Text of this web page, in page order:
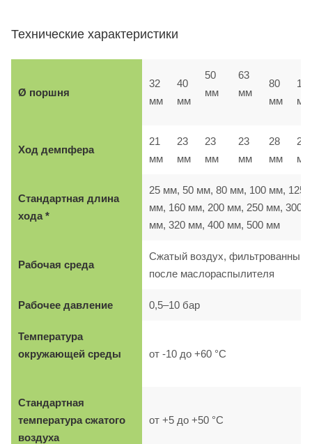
Технические характеристики
Ø поршня
32
мм
40
мм
50
мм
63
мм
80
мм
мм
Ход демпфера
21
мм
23
мм
23
мм
23
мм
28
мм
28
Стандартная длина
хода *
25 мм, 50 мм, 80 мм, 100 мм, 125
мм, 160 мм, 200 мм, 250 мм, 300
мм, 320 мм, 400 мм, 500 мм
Рабочая среда
Сжатый воздух, фильтрованный,
после маслораспылителя
Рабочее давление 0,5–10 бар
Температура
окружающей среды
от -10 до +60 °C
Стандартная
температура сжатого
воздуха
от +5 до +50 °C